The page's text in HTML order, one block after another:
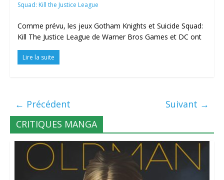
Squad: Kill the Justice League
Comme prévu, les jeux Gotham Knights et Suicide Squad:
Kill The Justice League de Warner Bros Games et DC ont
Lire la suite
← Précédent
Suivant →
CRITIQUES MANGA